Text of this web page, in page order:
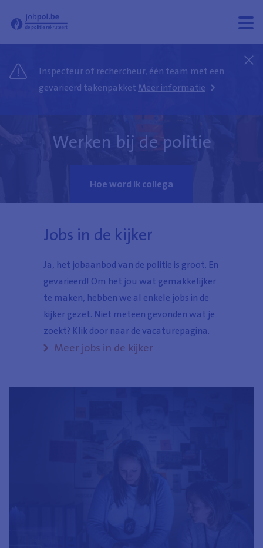
Jobpol - Welkom op de rekruteringssite van de politie
Menu
Menu
Inspecteur of rechercheur, één team met een
gevarieerd takenpakket Meer informatie
Werken bij de politie
Hoe word ik collega
Jobs in de kijker
Ja, het jobaanbod van de politie is groot. En
gevarieerd! Om het jou wat gemakkelijker
te maken, hebben we al enkele jobs in de
kijker gezet. Niet meteen gevonden wat je
zoekt? Klik door naar de vacaturepagina.
Meer jobs in de kijker